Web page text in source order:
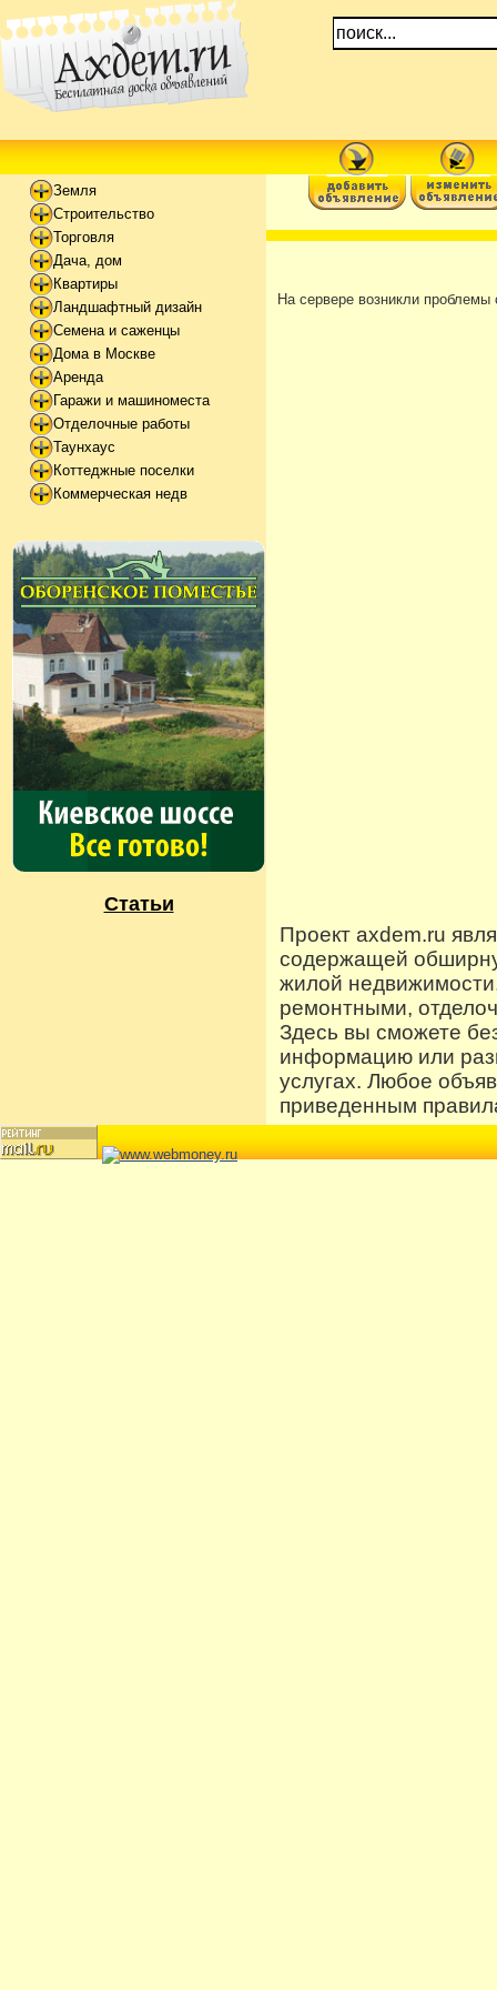
Земля
Строительство
Торговля
Дача, дом
Квартиры
Ландшафтный дизайн
Семена и саженцы
Дома в Москве
Аренда
Гаражи и машиноместа
Отделочные работы
Таунхаус
Коттеджные поселки
Коммерческая недв
Статьи
На сервере возникли проблемы
Проект axdem.ru
содержащей
жилой
ремонтными,
Здесь вы сможете
информацию или
услугах. Любое
приведенным